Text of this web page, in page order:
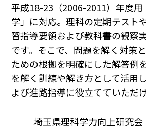
平成18-23（2006-2011）年度
学」に対応。理科の定期テスト
習指導要領および教科書の観察
です。そこで、問題を解く対策
ための根拠を明確にした解答例
を解く訓練や解き方として活用
よび進路指導に役立てていただ
埼玉県理科学力向上研究